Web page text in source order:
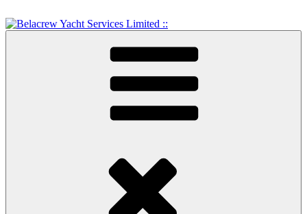
to
content
Belacrew Yacht Services
Crew Training and Yacht Service